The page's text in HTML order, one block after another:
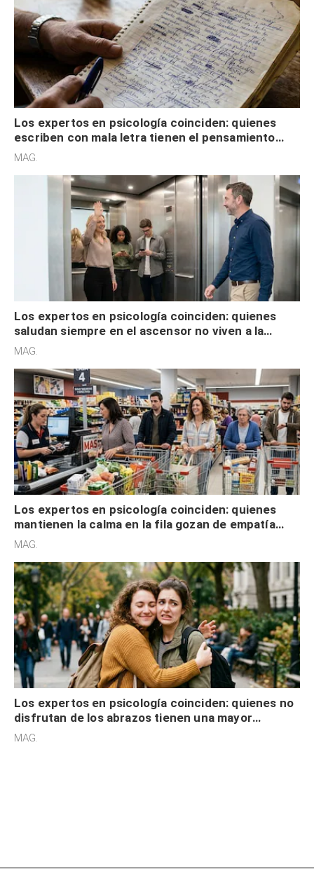
Los expertos en psicología coinciden: quienes
escriben con mala letra tienen el pensamiento
acelerado y no lo hacen por desinterés
MAG.
Los expertos en psicología coinciden: quienes
saludan siempre en el ascensor no viven a la
defensiva y tienen apertura social
MAG.
Los expertos en psicología coinciden: quienes
mantienen la calma en la fila gozan de empatía
cognitiva, gratitud y no solo tienen autocontrol
MAG.
Los expertos en psicología coinciden: quienes no
disfrutan de los abrazos tienen una mayor
sensibilidad a los estímulos físicos y no es por
MAG.